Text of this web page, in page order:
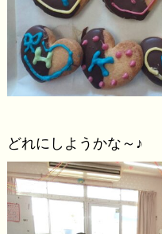
どれにしようかな～♪